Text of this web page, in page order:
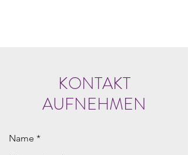
KONTAKT
AUFNEHMEN
Name